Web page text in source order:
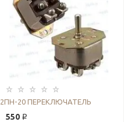
2ПН-20 ПЕРЕКЛЮЧАТЕЛЬ
550 ₽